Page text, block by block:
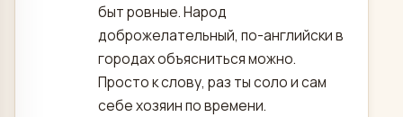
быт ровные. Народ
доброжелательный, по-английски в
городах объясниться можно.
Просто к слову, раз ты соло и сам
себе хозяин по времени.